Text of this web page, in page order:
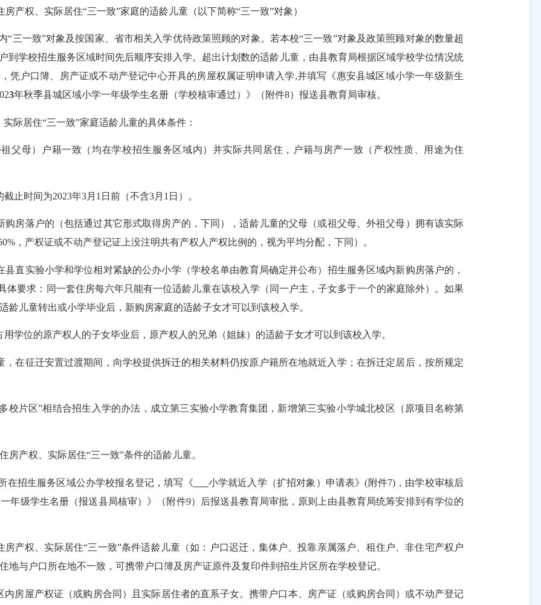
房产权、实际居住“三一致”家庭的适龄儿童（以下简称“三一致”对象）
“三一致”对象及按国家、省市相关入学优待政策照顾的对象。若本校“三一致”对象及政策照顾对象的数量超
到学校招生服务区域时间先后顺序安排入学。超出计划数的适龄儿童，由县教育局根据区域学校学位情况统
凭户口簿、房产证或不动产登记中心开具的房屋权属证明申请入学,并填写《惠安县城区域小学一年级新生
3年秋季县城区域小学一年级学生名册（学校核审通过）》（附件8）报送县教育局审核。
实际居住“三一致”家庭适龄儿童的具体条件：
父母）户籍一致（均在学校招生服务区域内）并实际共同居住，户籍与房产一致（产权性质、用途为住
截止时间为2023年3月 1 日前（不含3月 1 日）。
购房落户的（包括通过其它形式取得房产的，下同），适龄儿童的父母（或祖父母、外祖父母）拥有该实际
，产权证或不动产登记证上没注明共有产权人产权比例的，视为平均分配，下同）。
县直实验小学和学位相对紧缺的公办小学（学校名单由教育局确定并公布）招生服务区域内新购房落户的，
体要求：同一套住房每六年只能有一位适龄儿童在该校入学（同一户主，子女多于一个的家庭除外）。如果
龄儿童转出或小学毕业后，新购房家庭的适龄子女才可以到该校入学。
学位的原产权人的子女毕业后，原产权人的兄弟（姐妹）的适龄子女才可以到该校入学。
，在征迁安置过渡期间，向学校提供拆迁的相关材料仍按原户籍所在地就近入学；在拆迁定居后，按所规定
校片区”相结合招生入学的办法，成立第三实验小学教育集团，新增第三实验小学城北校区（原项目名称第
房产权、实际居住“三一致”条件的适龄儿童。
在招生服务区域公办学校报名登记，填写《 小学就近入学（扩招对象）申请表》(附件7)，由学校审核后
年级学生名册（报送县局核审）》（附件9）后报送县教育局审批，原则上由县教育局统筹安排到有学位的
房产权、实际居住“三一致”条件适龄儿童（如：户口迟迁，集体户、投靠亲属落户、租住户、非住宅产权户
地与户口所在地不一致，可携带户口簿及房产证原件及复印件到招生片区所在学校登记。
房屋产权证（或购房合同）且实际居住者的直系子女。携带户口本、房产证（或购房合同）或不动产登记